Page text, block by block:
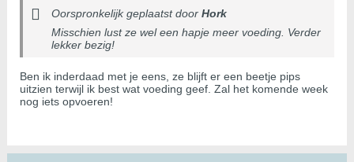
Oorspronkelijk geplaatst door Hork
Misschien lust ze wel een hapje meer voeding. Verder
lekker bezig!
Ben ik inderdaad met je eens, ze blijft er een beetje pips
uitzien terwijl ik best wat voeding geef. Zal het komende week
nog iets opvoeren!